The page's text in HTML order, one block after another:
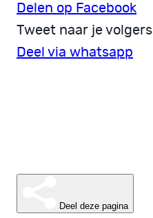
Delen op Facebook
Tweet naar je volgers
Deel via whatsapp
Deel deze pagina